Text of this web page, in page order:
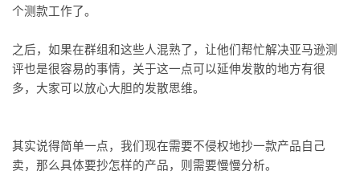
个测款工作了。
之后，如果在群组和这些人混熟了，让他们帮忙解决亚马逊测
评也是很容易的事情，关于这一点可以延伸发散的地方有很
多，大家可以放心大胆的发散思维。
其实说得简单一点，我们现在需要不侵权地抄一款产品自己
卖，那么具体要抄怎样的产品，则需要慢慢分析。